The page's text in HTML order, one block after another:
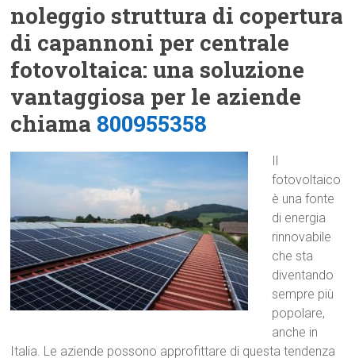
noleggio struttura di copertura
di capannoni per centrale
fotovoltaica: una soluzione
vantaggiosa per le aziende
chiama 800955358
fotovoltaico
è una fonte
di energia
rinnovabile
che sta
diventando
sempre più
popolare,
anche in
Italia. Le aziende possono approfittare di questa tendenza